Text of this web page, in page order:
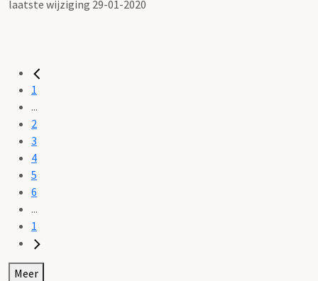
laatste wijziging 29-01-2020
1
...
2
3
4
5
6
...
1
Meer